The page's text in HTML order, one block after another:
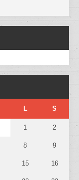
L S
1 2
8 9
15 16